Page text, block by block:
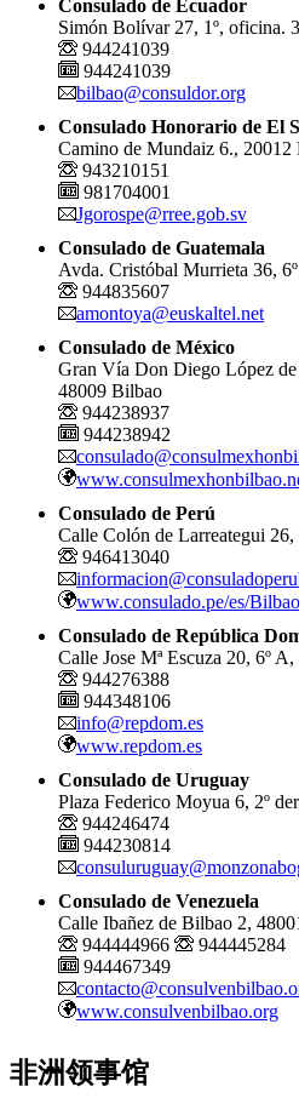
Consulado de Ecuador
Simón Bolívar 27, 1º, oficina.
944241039
944241039
bilbao@consuldor.org
Consulado Honorario de El
Camino de Mundaiz 6., 20012
943210151
981704001
Jgorospe@rree.gob.sv
Consulado de Guatemala
Avda. Cristóbal Murrieta 36,
944835607
amontoya@euskaltel.net
Consulado de México
Gran Vía Don Diego López de
48009 Bilbao
944238937
944238942
Consulado de Perú
Calle Colón de Larreategui
946413040
www.consulado.pe/es/Bilbao
Consulado de República
Calle Jose Mª Escuza 20, 6º
944276388
944348106
info@repdom.es
www.repdom.es
Consulado de Uruguay
Plaza Federico Moyua 6, 2º
944246474
944230814
Consulado de Venezuela
Calle Ibañez de Bilbao 2,
944444966
944445284
944467349
www.consulvenbilbao.org
非洲领事馆